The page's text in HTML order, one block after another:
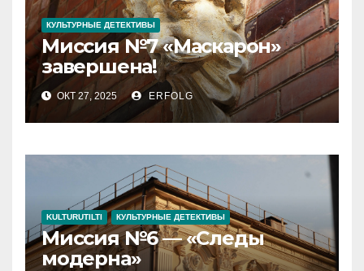
КУЛЬТУРНЫЕ ДЕТЕКТИВЫ
Миссия №7 «Маскарон»
завершена!
ОКТ 27, 2025 ERFOLG
KULTURUTILTI КУЛЬТУРНЫЕ ДЕТЕКТИВЫ
Миссия №6 — «Следы
модерна»